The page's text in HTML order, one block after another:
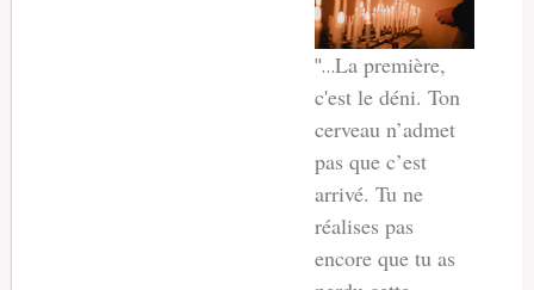
"…La première,
c'est le déni. Ton
cerveau n’admet
pas que c’est
arrivé. Tu ne
réalises pas
encore que tu as